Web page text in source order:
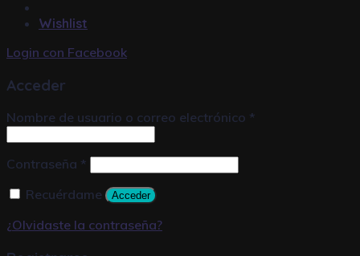
Wishlist
Login con Facebook
Acceder
Nombre de usuario o correo electrónico *
Contraseña *
Recuérdame
Acceder
¿Olvidaste la contraseña?